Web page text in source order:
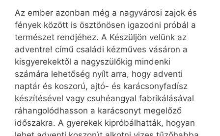
Az ember azonban még a nagyvárosi zajok és
fények között is ösztönösen igazodni próbál a
természet rendjéhez. A Készüljön velünk az
adventre! című családi kézműves vásáron a
kisgyerekektől a nagyszülőkig mindenki
számára lehetőség nyílt arra, hogy adventi
naptár és koszorú, ajtó- és karácsonyfadísz
készítésével vagy csuhéangyal fabrikálásával
ráhangolódhasson a karácsonyt megelőző
időszakra. A gyerekek kipróbálhatták, hogyan